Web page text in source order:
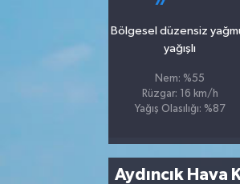
Bölgesel düzensiz
yağışlı
Nem: %55
Rüzgar: 16 km/h
Yağış Olasılığı: %87
Aydıncık Hava